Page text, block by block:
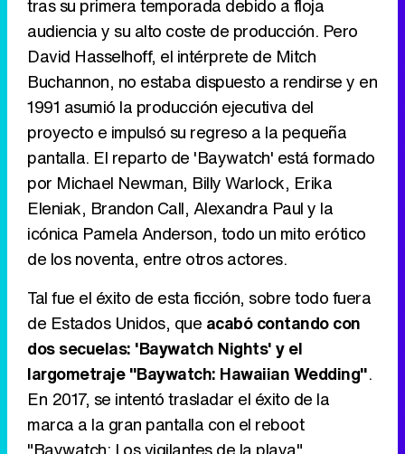
Canción ganadora de Eurovisión 2026: DARA con "Bangaranga" por Bulgaria
tras su primera temporada debido a floja
audiencia y su alto coste de producción. Pero
David Hasselhoff, el intérprete de Mitch
Buchannon, no estaba dispuesto a rendirse y en
1991 asumió la producción ejecutiva del
proyecto e impulsó su regreso a la pequeña
pantalla. El reparto de 'Baywatch' está formado
por Michael Newman, Billy Warlock, Erika
Eleniak, Brandon Call, Alexandra Paul y la
icónica Pamela Anderson, todo un mito erótico
de los noventa, entre otros actores.
Tal fue el éxito de esta ficción, sobre todo fuera
de Estados Unidos, que acabó contando con
dos secuelas: 'Baywatch Nights' y el
largometraje "Baywatch: Hawaiian Wedding".
En 2017, se intentó trasladar el éxito de la
marca a la gran pantalla con el reboot